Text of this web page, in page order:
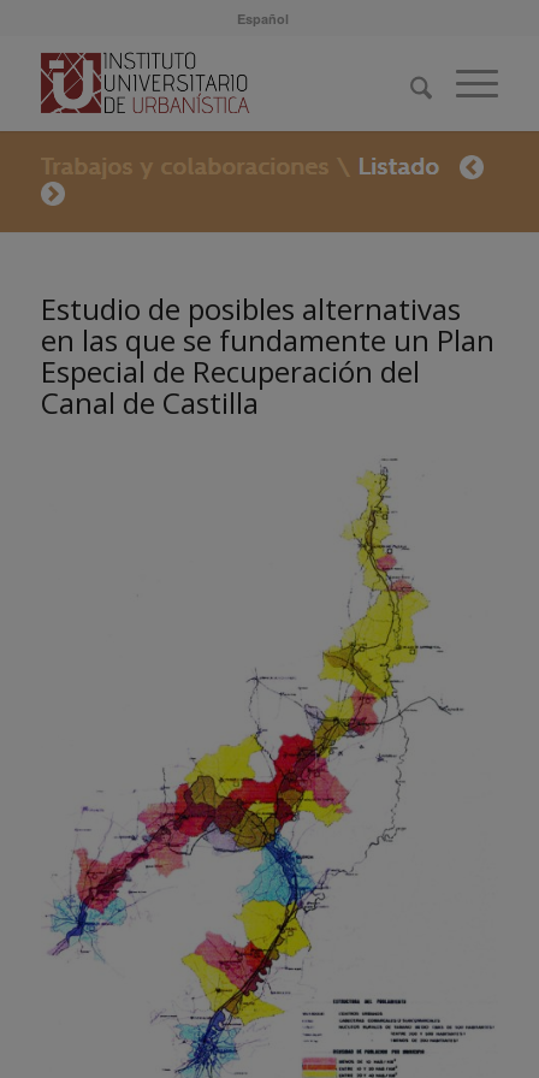
Español
Estudio de posibles alternativas
en las que se fundamente un Plan
Especial de Recuperación del
Canal de Castilla